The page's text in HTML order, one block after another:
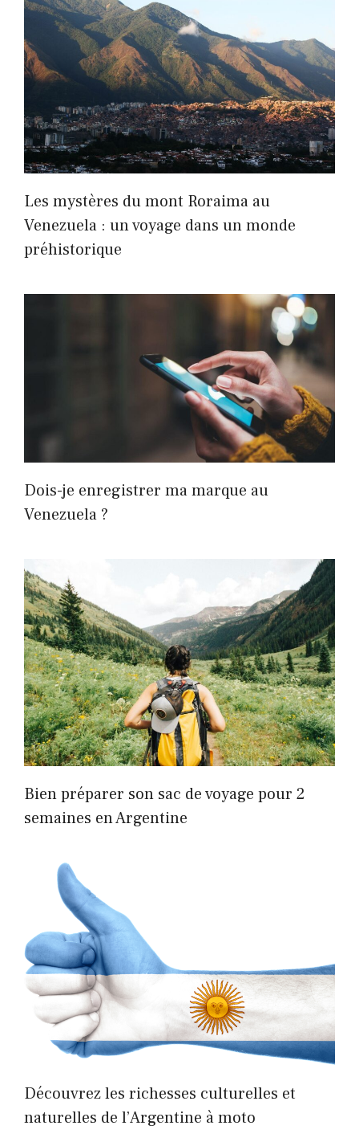
Les mystères du mont Roraima au
Venezuela : un voyage dans un monde
préhistorique
Dois-je enregistrer ma marque au
Venezuela ?
Bien préparer son sac de voyage pour 2
semaines en Argentine
Découvrez les richesses culturelles et
naturelles de l’Argentine à moto